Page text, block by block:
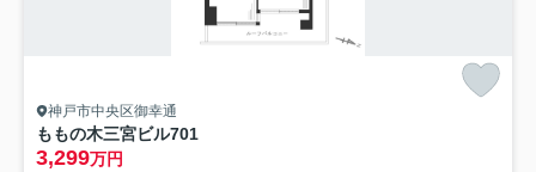
神戸市中央区御幸通
ももの木三宮ビル701
3,299万円